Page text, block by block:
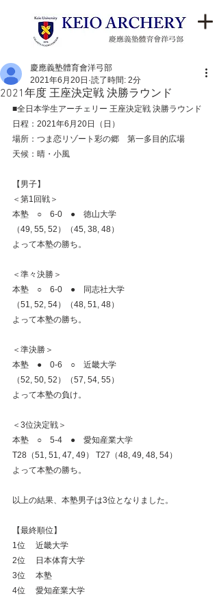
2021年度 王座決定戦 決勝ラウンド
慶應義塾體育會洋弓部
2021年6月20日 読了時間: 2分
■全日本学生アーチェリー 王座決定戦 決勝ラウンド
日程：2021年6月20日（日）
場所：つま恋リゾート彩の郷　第一多目的広場
天候：晴・小風
【男子】
＜第1回戦＞
本塾　○　6-0　●　徳山大学
（49, 55, 52）（45, 38, 48）
よって本塾の勝ち。
＜準々決勝＞
本塾　○　6-0　●　同志社大学
（51, 52, 54）（48, 51, 48）
よって本塾の勝ち。
＜準決勝＞
本塾　●　0-6　○　近畿大学
（52, 50, 52）（57, 54, 55）
よって本塾の負け。
＜3位決定戦＞
本塾　○　5-4　●　愛知産業大学
T28（51, 51, 47, 49） T27（48, 49, 48, 54）
よって本塾の勝ち。
以上の結果、本塾男子は3位となりました。
【最終順位】
1位　 近畿大学
2位　 日本体育大学
3位　 本塾
4位　 愛知産業大学